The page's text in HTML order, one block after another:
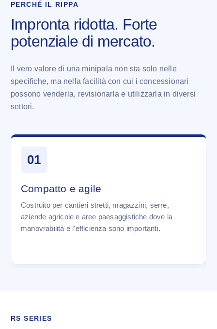
PERCHÉ IL RIPPA
Impronta ridotta. Forte
potenziale di mercato.
Il vero valore di una minipala non sta solo nelle
specifiche, ma nella facilità con cui i concessionari
possono venderla, revisionarla e utilizzarla in diversi
settori.
01
Compatto e agile
Costruito per cantieri stretti, magazzini, serre,
aziende agricole e aree paesaggistiche dove la
manovrabilità e l'efficienza sono importanti.
RS SERIES